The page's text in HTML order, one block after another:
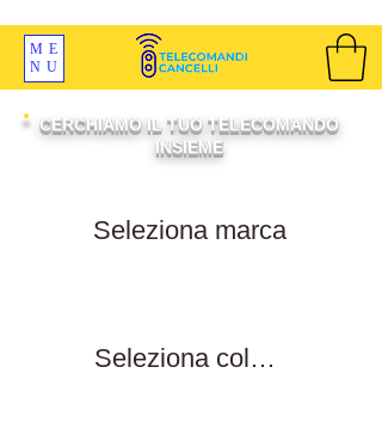
ME
NU
CERCHIAMO IL TUO TELECOMANDO
INSIEME